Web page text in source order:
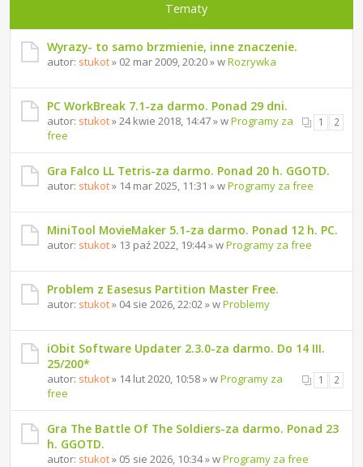
Tematy
Wyrazy- to samo brzmienie, inne znaczenie.
autor: stukot» 02 mar 2009, 20:20 » wRozrywka
PC WorkBreak 7.1-za darmo. Ponad 29 dni.
1 2
autor: stukot» 24 kwie 2018, 14:47 » wProgramy za
free
Gra Falco LL Tetris-za darmo. Ponad 20 h. GGOTD.
autor: stukot» 14 mar 2025, 11:31 » wProgramy za free
MiniTool MovieMaker 5.1-za darmo. Ponad 12 h. PC.
autor: stukot» 13 paź 2022, 19:44 » wProgramy za free
Problem z Easesus Partition Master Free.
autor: stukot» 04 sie 2026, 22:02 » wProblemy
iObit Software Updater 2.3.0-za darmo. Do 14 III.
25/200*
1 2
autor: stukot» 14 lut 2020, 10:58 » wProgramy za
free
Gra The Battle Of The Soldiers-za darmo. Ponad 23
h. GGOTD.
autor: stukot» 05 sie 2026, 10:34 » wProgramy za free